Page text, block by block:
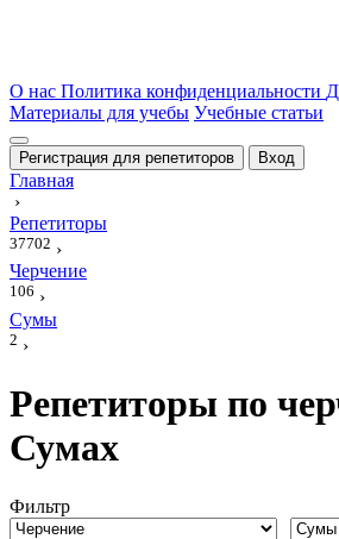
О нас Политика конфиденциальности
Материалы для учебы Учебные статьи
Регистрация для репетиторов Вход
Главная
›
Репетиторы
37702 ›
Черчение
106 ›
Сумы
2 ›
Репетиторы по
Сумах
Фильтр